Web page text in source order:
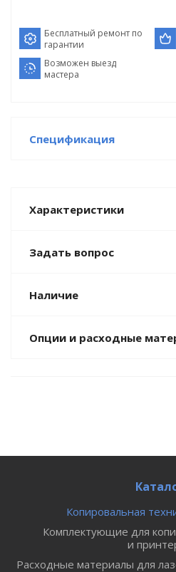
Бесплатный ремонт по
гарантии
Возможен выезд
мастера
Спецификация
Характеристики
Задать вопрос
Наличие
Опции и расходные
Копировальная
Комплектующие для
и
Расходные материалы для